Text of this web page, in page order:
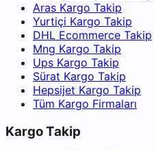
Aras Kargo Takip
Yurtiçi Kargo Takip
DHL Ecommerce Takip
Mng Kargo Takip
Ups Kargo Takip
Sürat Kargo Takip
Hepsijet Kargo Takip
Tüm Kargo Firmaları
Kargo Takip